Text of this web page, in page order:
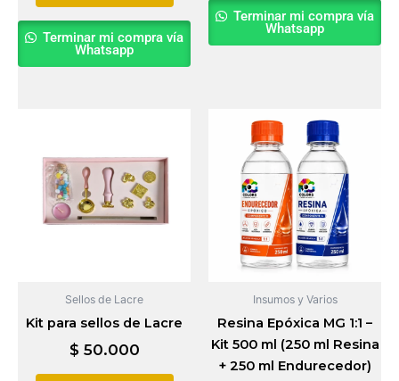
Terminar mi compra vía
Whatsapp
Terminar mi compra vía
Whatsapp
Sellos de Lacre
Kit para sellos de Lacre
$50.000
Insumos y Varios
Resina Epóxica MG 1:1 –
Kit 500 ml (250 ml Resina
+ 250 ml Endurecedor)